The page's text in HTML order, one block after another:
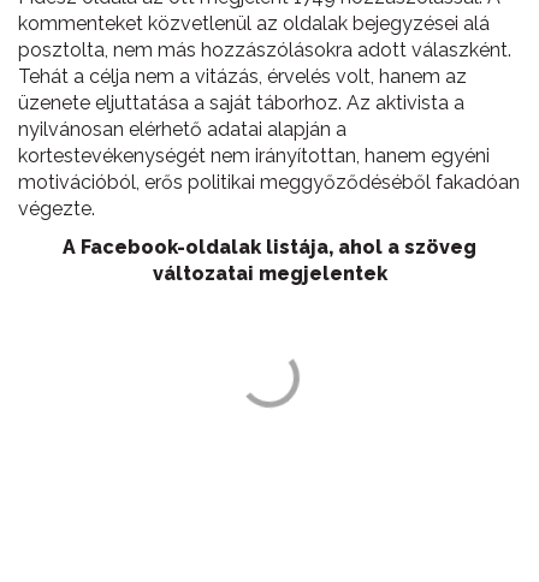
kommenteket közvetlenül az oldalak bejegyzései alá
posztolta, nem más hozzászólásokra adott válaszként.
Tehát a célja nem a vitázás, érvelés volt, hanem az
üzenete eljuttatása a saját táborhoz. Az aktivista a
nyilvánosan elérhető adatai alapján a
kortestevékenységét nem irányítottan, hanem egyéni
motivációból, erős politikai meggyőződéséből fakadóan
végezte.
A Facebook-oldalak listája, ahol a szöveg
változatai megjelentek